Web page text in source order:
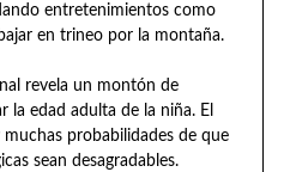
entretenimientos como
en trineo por la montaña.
revela un montón de
la edad adulta de la niña. El
probabilidades de que
sean desagradables.